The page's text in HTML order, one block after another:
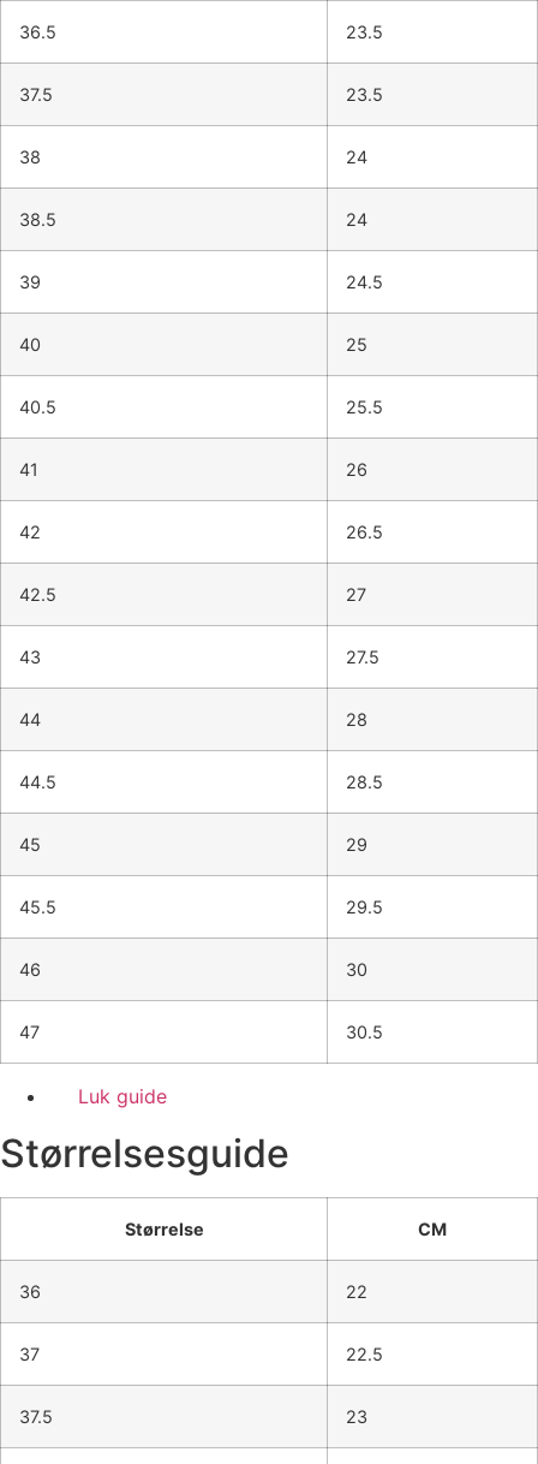
36.5 23.5
37.5 23.5
38 24
38.5 24
39 24.5
40 25
40.5 25.5
41 26
42 26.5
42.5 27
43 27.5
44 28
44.5 28.5
45 29
45.5 29.5
46 30
47 30.5
Luk guide
Størrelsesguide
Størrelse CM
36 22
37 22.5
37.5 23